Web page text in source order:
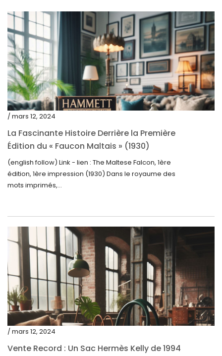
octobre 2023
septembre 2023
août 2023
juillet 2023
juin 2023
mai 2023
avril 2023
mars 2023
février 2023
janvier 2023
novembre 2022
octobre 2022
septembre 2022
août 2022
juillet 2022
juin 2022
mai 2022
/ mars 12, 2024
La Fascinante Histoire Derrière la Première
Édition du « Faucon Maltais » (1930)
(english follow) Link - lien : The Maltese Falcon, 1ère
édition, 1ère impression (1930) Dans le royaume des
mots imprimés,...
/ mars 12, 2024
Vente Record : Un Sac Hermès Kelly de 1994